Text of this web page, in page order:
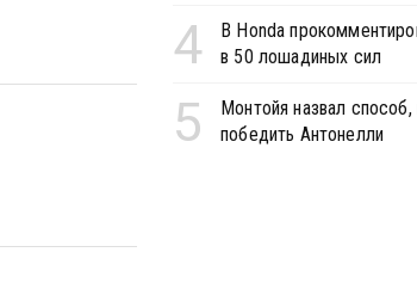
4
В Honda
в 50 лошадиных сил
5
Монтойя назвал
победить Антонелли